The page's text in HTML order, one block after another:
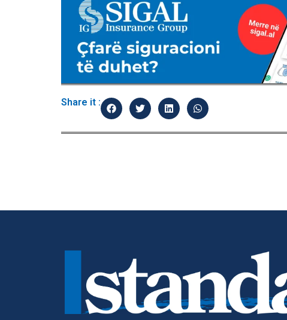
Share it :